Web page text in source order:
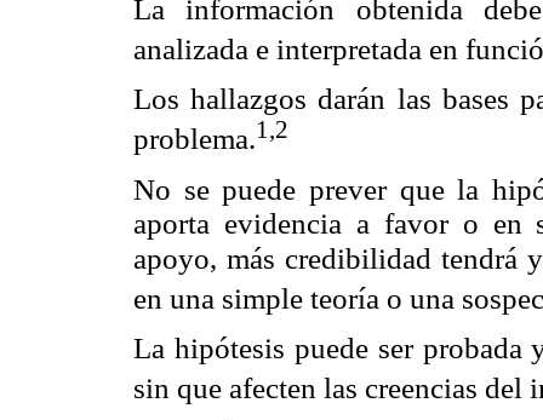
La información obtenida
analizada e interpretada en
Los hallazgos darán las bases
problema.1,2
No se puede prever que la
aporta evidencia a favor o en
apoyo, más credibilidad tendrá
en una simple teoría o una
La hipótesis puede ser probada
sin que afecten las creencias